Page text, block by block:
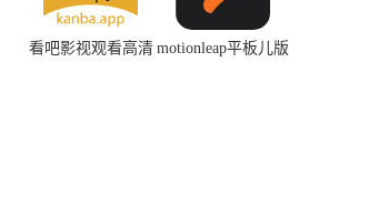
看吧影视观看高清 motionleap平板儿版